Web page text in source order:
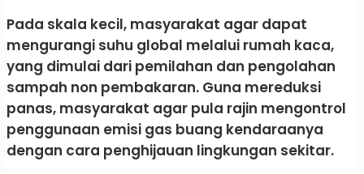
Pada skala kecil, masyarakat agar dapat
mengurangi suhu global melalui rumah kaca,
yang dimulai dari pemilahan dan pengolahan
sampah non pembakaran. Guna mereduksi
panas, masyarakat agar pula rajin mengontrol
penggunaan emisi gas buang kendaraanya
dengan cara penghijauan lingkungan sekitar.